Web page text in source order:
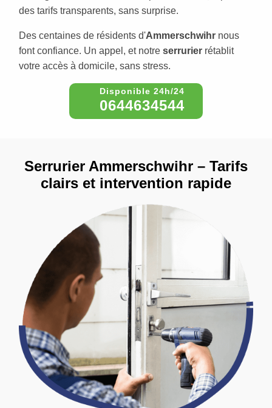
des tarifs transparents, sans surprise.
Des centaines de résidents d'Ammerschwihr nous
font confiance. Un appel, et notre serrurier rétablit
votre accès à domicile, sans stress.
0644634544
Serrurier Ammerschwihr – Tarifs
clairs et intervention rapide